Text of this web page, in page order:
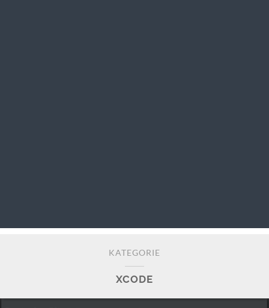
KATEGORIE
XCODE